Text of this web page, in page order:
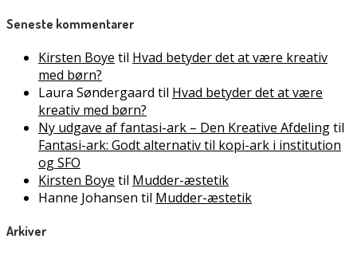
Seneste kommentarer
Kirsten Boye til Hvad betyder det at være kreativ
med børn?
Laura Søndergaard til Hvad betyder det at være
kreativ med børn?
Ny udgave af fantasi-ark – Den Kreative Afdelingtil
Fantasi-ark: Godt alternativ til kopi-ark i institution
og SFO
Kirsten Boye til Mudder-æstetik
Hanne Johansen til Mudder-æstetik
Arkiver